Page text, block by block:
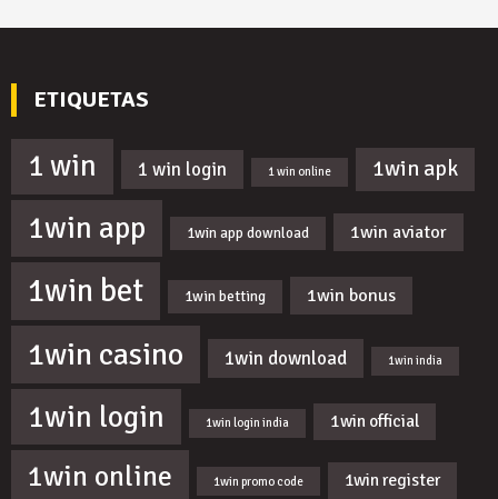
ETIQUETAS
1 win 1 win login 1 win online 1win apk
1win app 1win app download 1win aviator
1win bet 1win betting 1win bonus
1win casino 1win download 1win india
1win login 1win login india 1win official
1win online 1win promo code 1win register